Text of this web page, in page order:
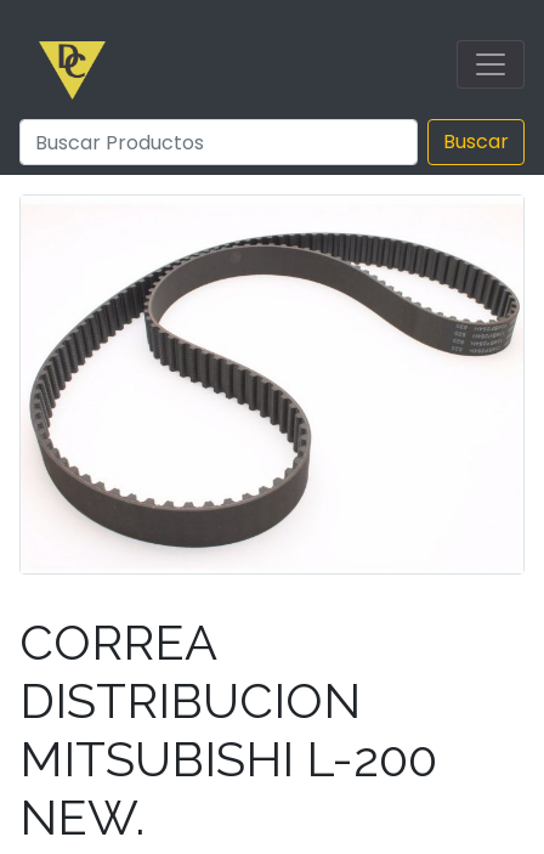
Buscar
CORREA
DISTRIBUCION
MITSUBISHI L-200
NEW.